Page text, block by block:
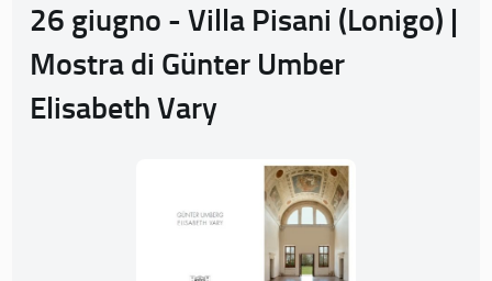
26 giugno - Villa Pisani (Lonigo) |
Mostra di Günter Umber
Elisabeth Vary